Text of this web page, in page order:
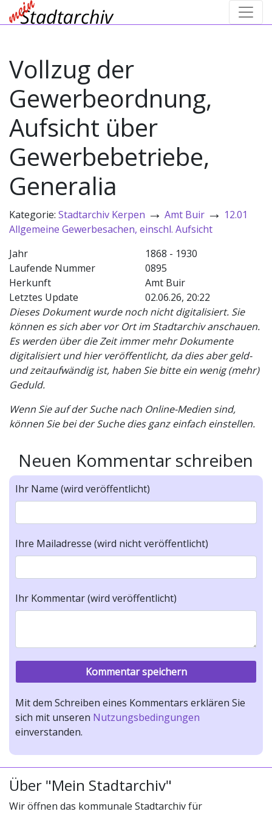
Vollzug der
Gewerbeordnung,
Aufsicht über
Gewerbebetriebe,
Generalia
Kategorie: Stadtarchiv Kerpen → Amt Buir → 12.01
Allgemeine Gewerbesachen, einschl. Aufsicht
Jahr
1868 - 1930
Laufende Nummer
0895
Herkunft
Amt Buir
Letztes Update
02.06.26, 20:22
Dieses Dokument wurde noch nicht digitalisiert. Sie
können es sich aber vor Ort im Stadtarchiv anschauen.
Es werden über die Zeit immer mehr Dokumente
digitalisiert und hier veröffentlicht, da dies aber geld-
und zeitaufwändig ist, haben Sie bitte ein wenig (mehr)
Geduld.
Wenn Sie auf der Suche nach Online-Medien sind,
können Sie bei der Suche dies ganz einfach einstellen.
Neuen Kommentar schreiben
Ihr Name (wird veröffentlicht)
Ihre Mailadresse (wird nicht veröffentlicht)
Ihr Kommentar (wird veröffentlicht)
Mit dem Schreiben eines Kommentars erklären Sie
sich mit unseren Nutzungsbedingungen
einverstanden.
Über "Mein Stadtarchiv"
Wir öffnen das kommunale Stadtarchiv für